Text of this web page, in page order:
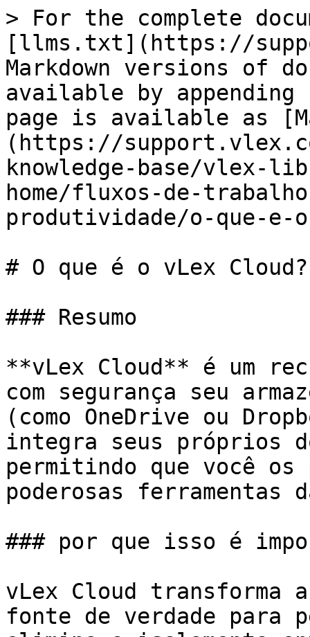
> For the complete
[llms.txt](https://
Markdown versions of
available by
page is available as
(https://
knowledge-base/
home/fluxos-de-
produtividade/o-que-e-
# O que é o vLex Cloud?
### Resumo
**vLex Cloud** é um
com segurança seu
(como OneDrive ou
integra seus próprios
permitindo que você os
poderosas ferramentas
### por que isso é
vLex Cloud transforma
fonte de verdade para